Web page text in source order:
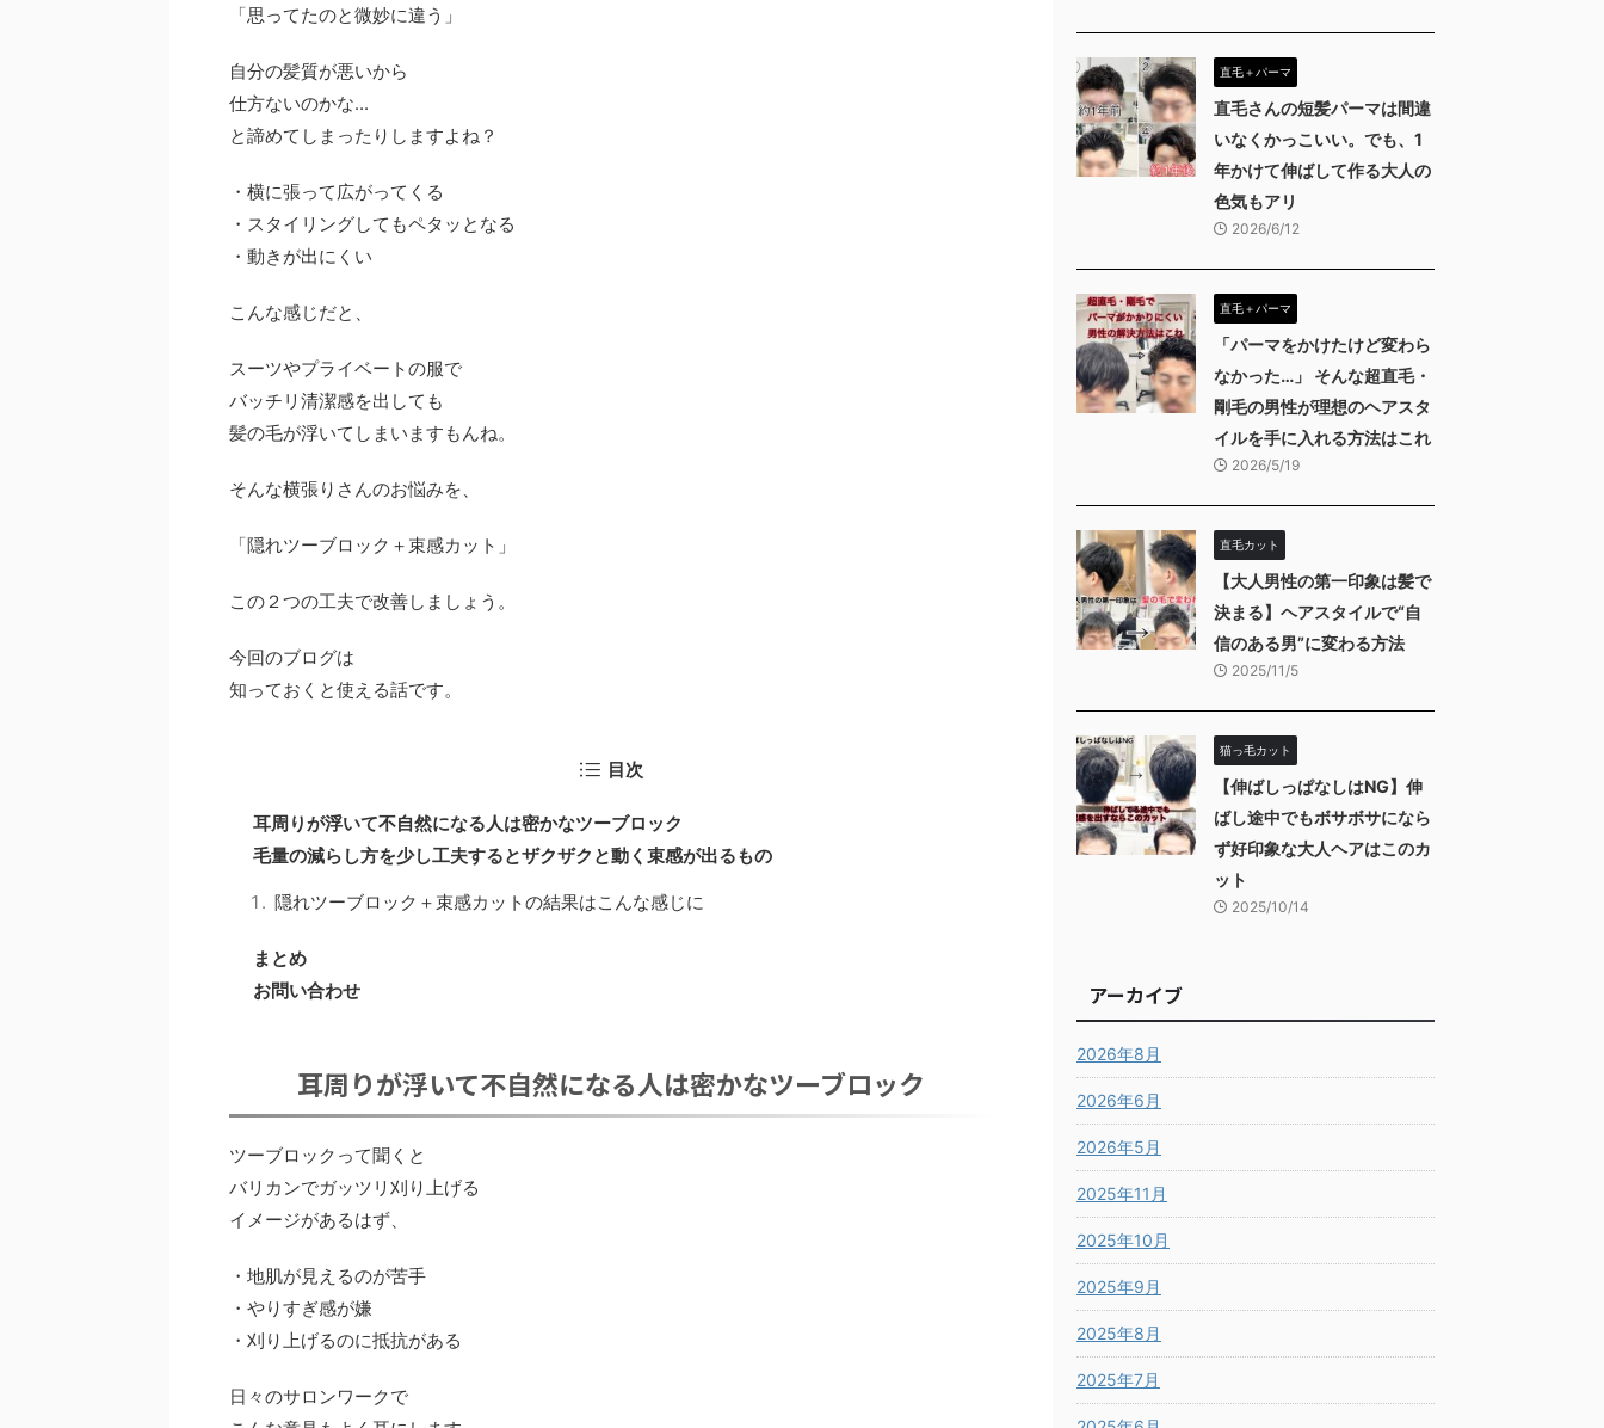
「思ってたのと微妙に違う 」
自分の髪質が悪いから
仕方ないのかな...
と諦めてしまったりしますよね？
・横に張って広がってくる
・スタイリングしてもペタッとなる
・動きが出にくい
こんな感じだと、
スーツやプライベートの服で
バッチリ清潔感を出しても
髪の毛が浮いてしまいますもんね。
そんな横張りさんのお悩みを、
「隠れツーブロック ＋ 束感カット 」
この２つの工夫で改善しましょう。
今回のブログは
知っておくと使える話です。
目次
耳周りが浮いて不自然になる人は密かなツーブロック
毛量の減らし方を少し工夫するとザクザクと動く束感が出るもの
隠れツーブロック＋束感カットの結果はこんな感じに
まとめ
お問い合わせ
耳周りが浮いて不自然になる人は密かなツーブロック
ツーブロックって聞くと
バリカンでガッツリ刈り上げる
イメージがあるはず、
・地肌が見えるのが苦手
・やりすぎ感が嫌
・刈り上げるのに抵抗がある
日々のサロンワークで
直毛＋パーマ
直毛さんの短髪パーマは間違
いなくかっこいい。でも、1
年かけて伸ばして作る大人の
色気もアリ
2026/6/12
直毛＋パーマ
「パーマをかけたけど変わら
なかった…」 そんな超直毛・
剛毛の男性が理想のヘアスタ
イルを手に入れる方法はこれ
2026/5/19
直毛カット
【大人男性の第一印象は髪で
決まる】ヘアスタイルで“自
信のある男”に変わる方法
2025/11/5
猫っ毛カット
【伸ばしっぱなしはNG】伸
ばし途中でもボサボサになら
ず好印象な大人ヘアはこのカ
ット
2025/10/14
アーカイブ
2026年8月
2026年6月
2026年5月
2025年11月
2025年10月
2025年9月
2025年8月
2025年7月